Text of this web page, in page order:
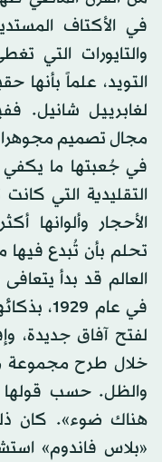
في الأكتاف
والتايورات التي
التويد، علماً بأنها
لغابرييل شانيل.
مجال تصميم
في جُعبتها ما يكفي
التقليدية التي
الأحجار وألوانها
تحلم بأن تُبدع فيها
العالم قد بدأ
في عام
لفتح آفاق جديدة،
خلال طرح مجموعة
والظل. حسب قولها
«بلاس فاندوم»